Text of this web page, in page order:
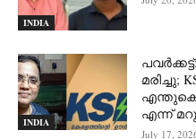
INDIA
INDIA
മരിച്ചു;
എന്ന്
July 17,